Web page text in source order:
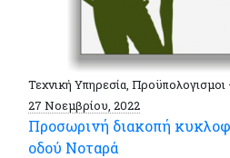
Τεχνική Υπηρεσία,
27 Νοεμβρίου, 2022
Προσωρινή διακοπή
οδού Νοταρά